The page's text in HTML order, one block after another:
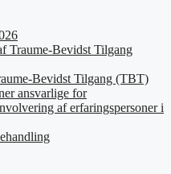
Traume-Bevidst Tilgang
Bevidst Tilgang (TBT)
ansvarlige for
af erfaringspersoner i